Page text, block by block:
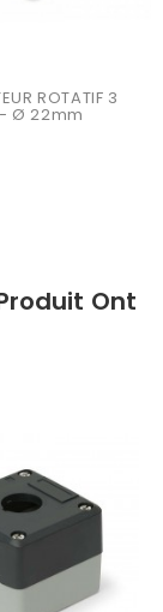
ROTATIF 3
- Ø 22mm
Ont